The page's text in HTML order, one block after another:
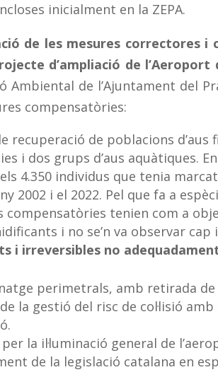
inicialment en la ZEPA.
de les mesures correctores i
d’ampliació de l’Aeroport
Ambiental de l’Ajuntament del
compensatòries:
recuperació de poblacions d’aus
i dos grups d’aus aquàtiques.
4.350 individus que tenia
2002 i el 2022. Pel que fa a
compensatòries tenien com a
i no se’n va observar cap
i irreversibles no
perimetrals, amb retirada
la gestió del risc de col·lisió
la il·luminació general de
de la legislació catalana en